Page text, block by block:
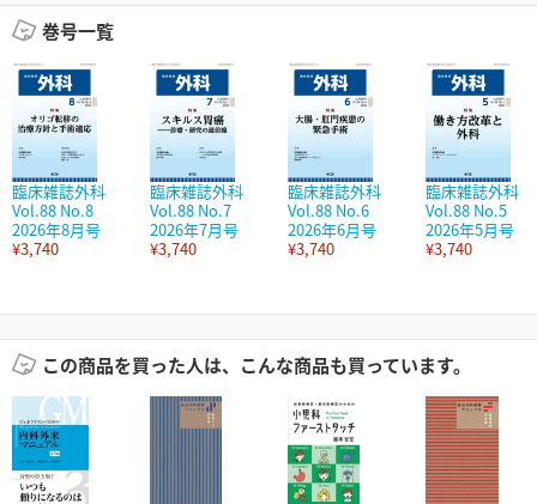
巻号一覧
臨床雑誌外科
Vol.88 No.8
2026年8月号
¥3,740
臨床雑誌外科
Vol.88 No.7
2026年7月号
¥3,740
臨床雑誌外科
Vol.88 No.6
2026年6月号
¥3,740
臨床雑誌外科
Vol.88 No.5
2026年5月号
¥3,740
この商品を買った人は、こんな商品も買っています。